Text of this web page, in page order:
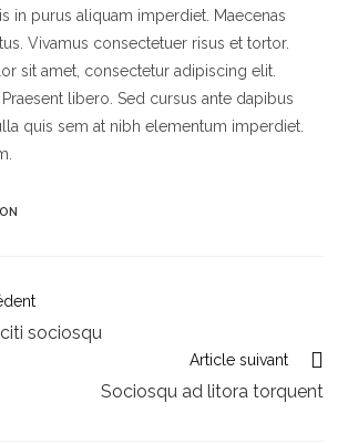
in purus aliquam imperdiet. Maecenas
Vivamus consectetuer risus et tortor.
sit amet, consectetur adipiscing elit.
libero. Sed cursus ante dapibus
quis sem at nibh elementum imperdiet.
sociosqu
Article suivant
Sociosqu ad litora torquent